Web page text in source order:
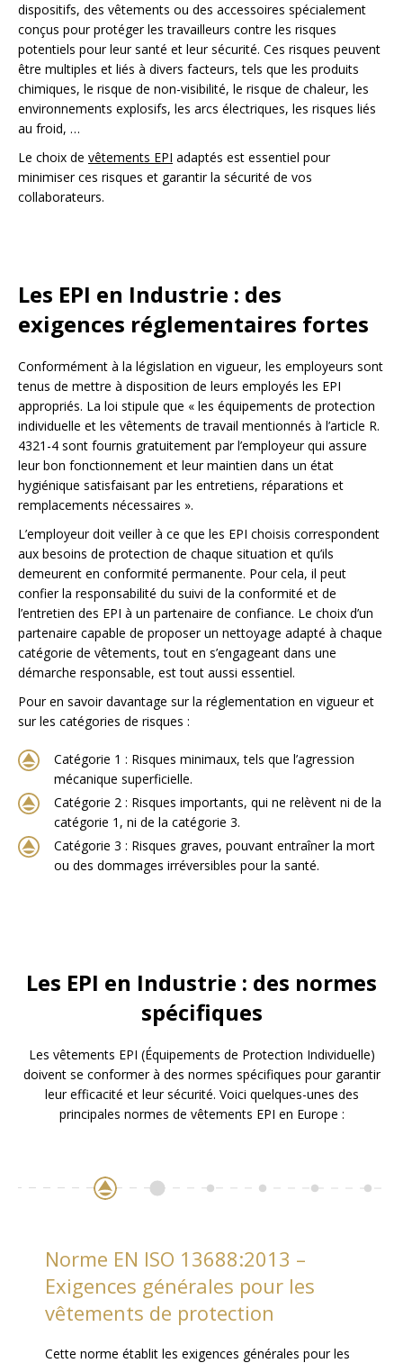
dispositifs, des vêtements ou des accessoires spécialement
conçus pour protéger les travailleurs contre les risques
potentiels pour leur santé et leur sécurité. Ces risques peuvent
être multiples et liés à divers facteurs, tels que les produits
chimiques, le risque de non-visibilité, le risque de chaleur, les
environnements explosifs, les arcs électriques, les risques liés
au froid, …
Le choix de vêtements EPI adaptés est essentiel pour
minimiser ces risques et garantir la sécurité de vos
collaborateurs.
Les EPI en Industrie : des
exigences réglementaires fortes
Conformément à la législation en vigueur, les employeurs sont
tenus de mettre à disposition de leurs employés les EPI
appropriés. La loi stipule que « les équipements de protection
individuelle et les vêtements de travail mentionnés à l’article R.
4321-4 sont fournis gratuitement par l’employeur qui assure
leur bon fonctionnement et leur maintien dans un état
hygiénique satisfaisant par les entretiens, réparations et
remplacements nécessaires ».
L’employeur doit veiller à ce que les EPI choisis correspondent
aux besoins de protection de chaque situation et qu’ils
demeurent en conformité permanente. Pour cela, il peut
confier la responsabilité du suivi de la conformité et de
l’entretien des EPI à un partenaire de confiance. Le choix d’un
partenaire capable de proposer un nettoyage adapté à chaque
catégorie de vêtements, tout en s’engageant dans une
démarche responsable, est tout aussi essentiel.
Pour en savoir davantage sur la réglementation en vigueur et
sur les catégories de risques :
Catégorie 1 : Risques minimaux, tels que l’agression
mécanique superficielle.
Catégorie 2 : Risques importants, qui ne relèvent ni de la
catégorie 1, ni de la catégorie 3.
Catégorie 3 : Risques graves, pouvant entraîner la mort
ou des dommages irréversibles pour la santé.
Les EPI en Industrie : des normes
spécifiques
Les vêtements EPI (Équipements de Protection Individuelle)
doivent se conformer à des normes spécifiques pour garantir
leur efficacité et leur sécurité. Voici quelques-unes des
principales normes de vêtements EPI en Europe :
Norme EN ISO 13688:2013 –
Exigences générales pour les
vêtements de protection
Cette norme établit les exigences générales pour les